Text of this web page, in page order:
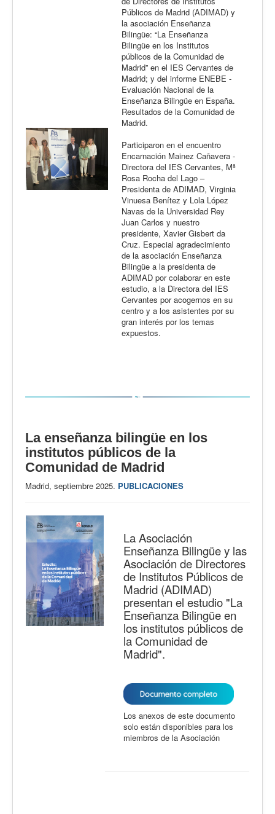
Públicos de Madrid (ADIMAD) y
la asociación Enseñanza
Bilingüe: “La Enseñanza
Bilingüe en los Institutos
públicos de la Comunidad de
Madrid” en el IES Cervantes de
Madrid; y del informe ENEBE -
Evaluación Nacional de la
Enseñanza Bilingüe en España.
Resultados de la Comunidad de
Madrid.
Participaron en el encuentro
Encarnación Mainez Cañavera -
Directora del IES Cervantes, Mª
Rosa Rocha del Lago –
Presidenta de ADIMAD, Virginia
Vinuesa Benítez y Lola López
Navas de la Universidad Rey
Juan Carlos y nuestro
presidente, Xavier Gisbert da
Cruz. Especial agradecimiento
de la asociación Enseñanza
Bilingüe a la presidenta de
ADIMAD por colaborar en este
estudio, a la Directora del IES
Cervantes por acogernos en su
centro y a los asistentes por su
gran interés por los temas
expuestos.
La enseñanza bilingüe en los
institutos públicos de la
Comunidad de Madrid
Madrid, septiembre 2025. PUBLICACIONES
La Asociación
Enseñanza Bilingüe y las
Asociación de Directores
de Institutos Públicos de
Madrid (ADIMAD)
presentan el estudio "La
Enseñanza Bilingüe en
los institutos públicos de
la Comunidad de
Madrid".
Los anexos de este documento
solo están disponibles para los
miembros de la Asociación